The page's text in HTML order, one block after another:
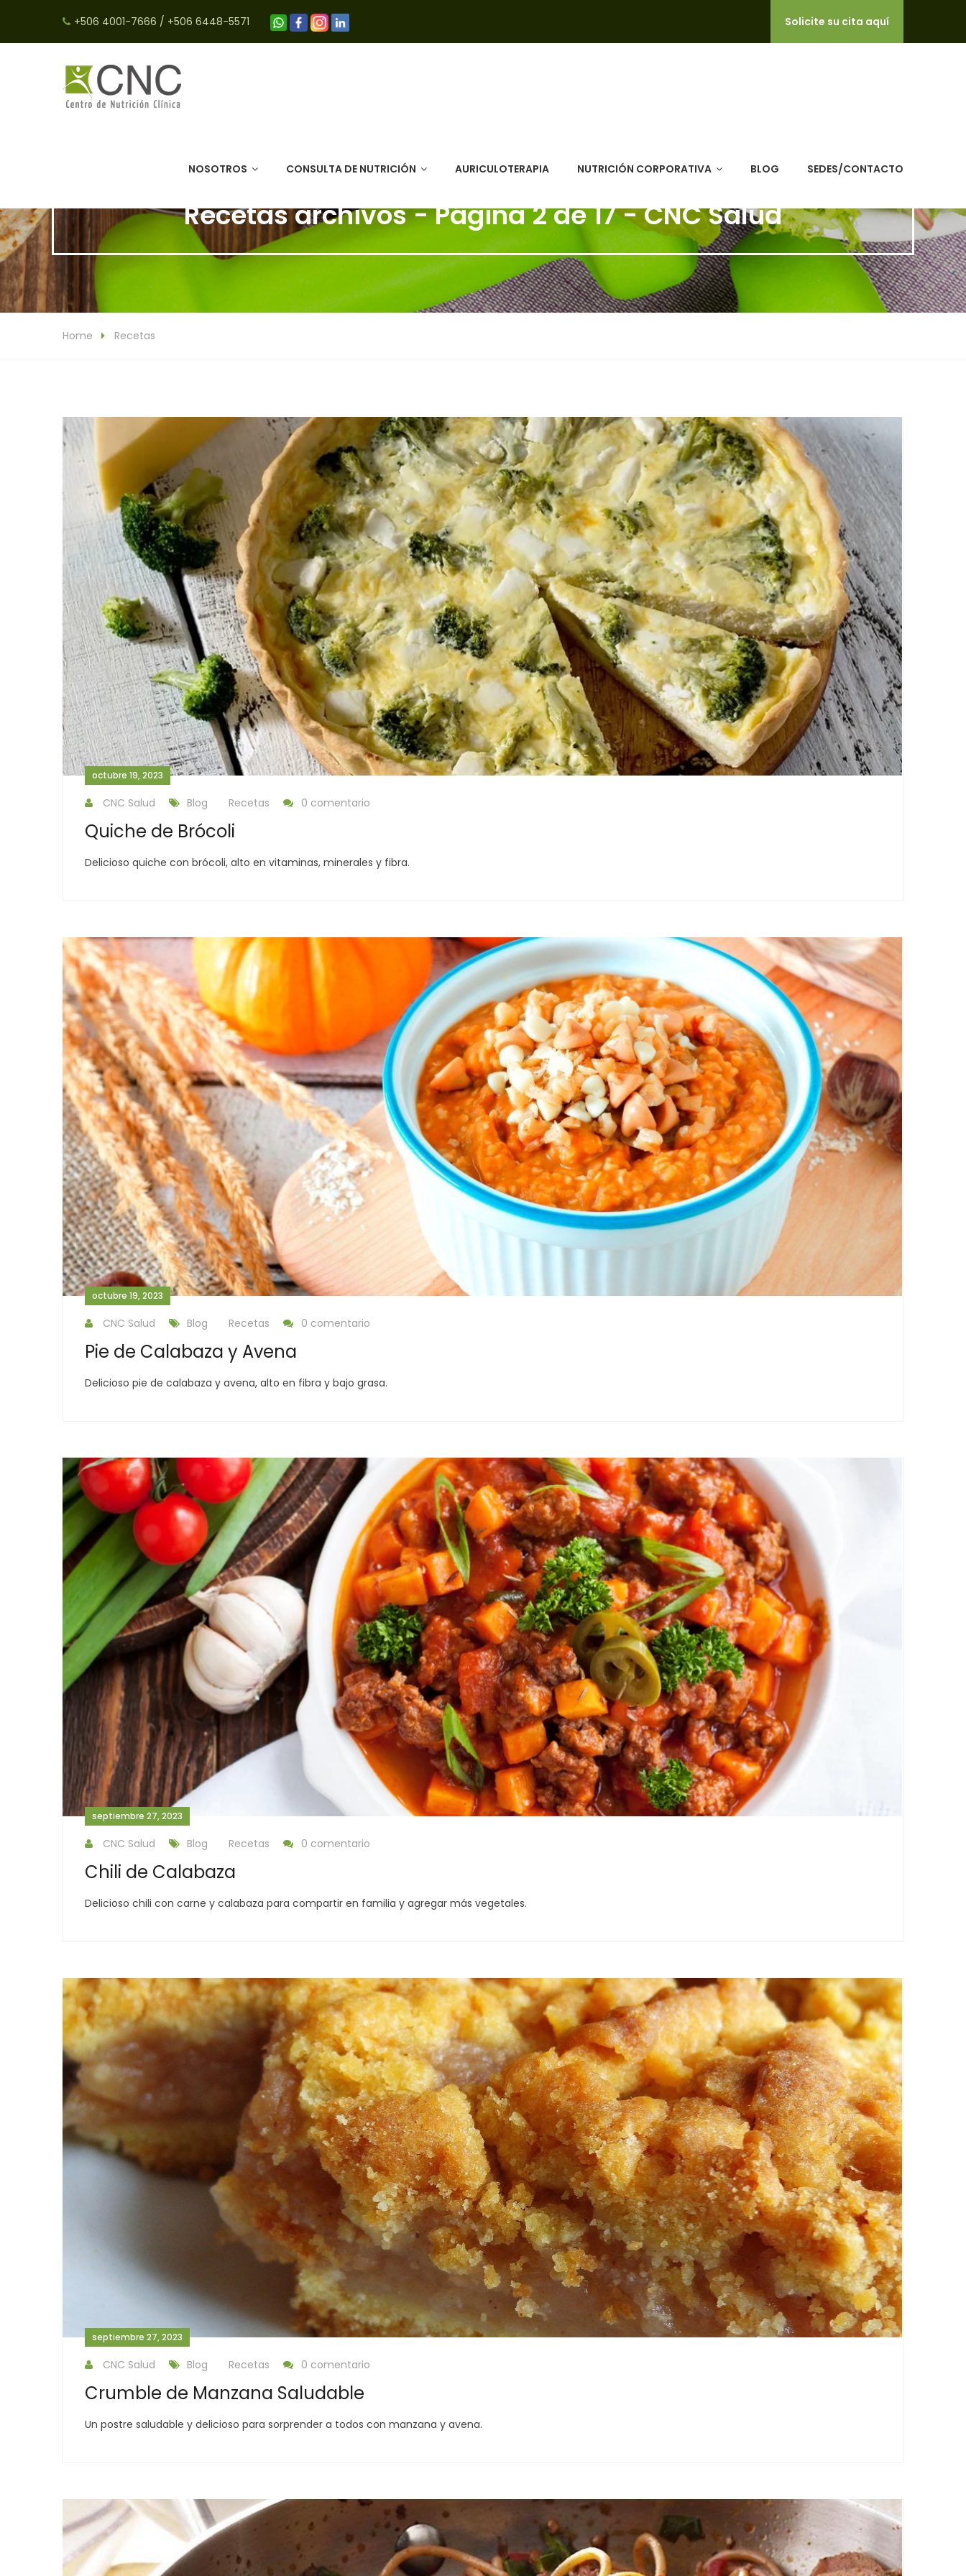
+506 4001-7666 / +506 6448-5571 Solicite su cita aquí
NOSOTROS CONSULTA DE NUTRICIÓN AURICULOTERAPIA NUTRICIÓN CORPORATIVA BLOG SEDES/CONTACTO
Recetas archivos - Página 2 de 17 - CNC Salud
Home Recetas
octubre 19, 2023
CNC Salud Blog Recetas 0 comentario
Quiche de Brócoli
Delicioso quiche con brócoli, alto en vitaminas, minerales y fibra.
octubre 19, 2023
CNC Salud Blog Recetas 0 comentario
Pie de Calabaza y Avena
Delicioso pie de calabaza y avena, alto en fibra y bajo grasa.
septiembre 27, 2023
CNC Salud Blog Recetas 0 comentario
Chili de Calabaza
Delicioso chili con carne y calabaza para compartir en familia y agregar más vegetales.
septiembre 27, 2023
CNC Salud Blog Recetas 0 comentario
Crumble de Manzana Saludable
Un postre saludable y delicioso para sorprender a todos con manzana y avena.